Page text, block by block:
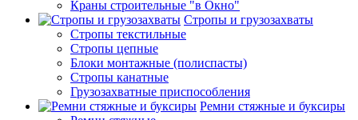
Краны строительные "в Окно"
Стропы и грузозахваты
Стропы текстильные
Стропы цепные
Блоки монтажные (полиспасты)
Стропы канатные
Грузозахватные приспособления
Ремни стяжные и буксиры